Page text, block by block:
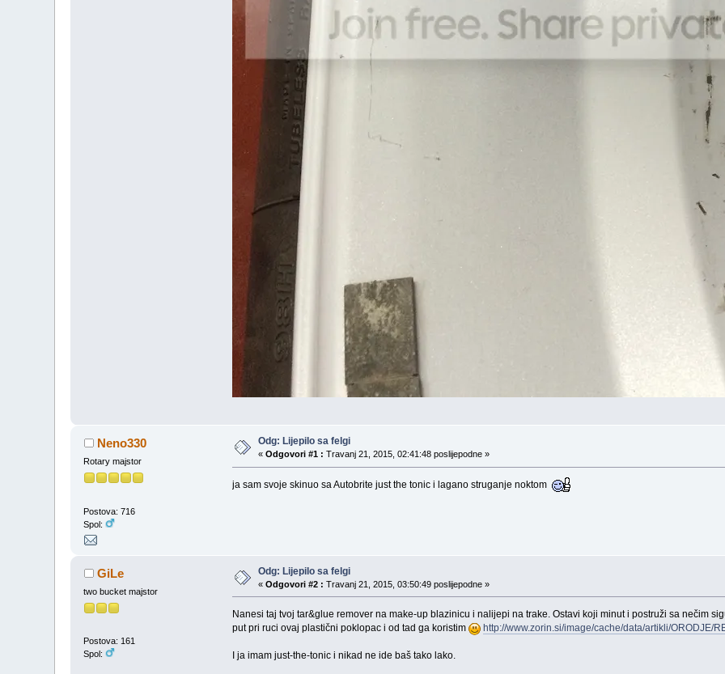
Neno330
Rotary majstor
Postova: 716
Spol:
Odg: Lijepilo sa felgi
«Odgovori #1 : Travanj 21, 2015, 02:41:48 poslijepodne »
ja sam svoje skinuo sa Autobrite just the tonic i lagano struganje noktom
GiLe
two bucket majstor
Postova: 161
Spol:
Odg: Lijepilo sa felgi
«Odgovori #2 : Travanj 21, 2015, 03:50:49 poslijepodne »
Nanesi taj tvoj tar&glue remover na make-up blazinicu i nalijepi na trake. Ostavi koji minut i postruži sa nečim
put pri ruci ovaj plastični poklopac i od tad ga koristim
http://www.zorin.si/image/cache/data/artikli/ORODJE/
I ja imam just-the-tonic i nikad ne ide baš tako lako.